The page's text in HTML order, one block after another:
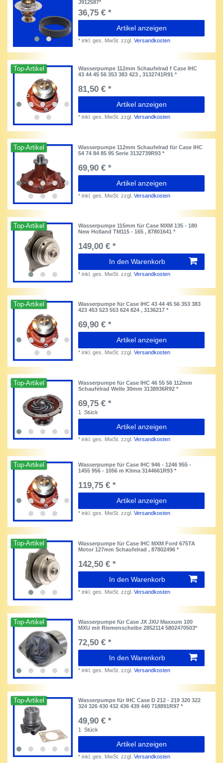
J912587*
36,75 € *
Artikel anzeigen
*inkl. ges. MwSt. zzgl.Versandkosten
Top-Artikel
Wasserpumpe 112mm Schaufelrad f Case IHC
43 44 45 56 353 383 423 , 3132741R91 *
81,50 € *
Artikel anzeigen
*inkl. ges. MwSt. zzgl.Versandkosten
Top-Artikel
Wasserpumpe 112mm Schaufelrad für Case IHC
54 74 84 85 95 Serie 3132739R93 *
69,90 € *
Artikel anzeigen
*inkl. ges. MwSt. zzgl.Versandkosten
Top-Artikel
Wasserpumpe 115mm für Case MXM 135 - 180
New Holland TM115 - 165 , 87801641 *
149,00 € *
In den Warenkorb
*inkl. ges. MwSt. zzgl.Versandkosten
Top-Artikel
Wasserpumpe für Case IHC 43 44 45 56 353 383
423 453 523 553 624 824 , 3136217 *
69,90 € *
Artikel anzeigen
*inkl. ges. MwSt. zzgl.Versandkosten
Top-Artikel
Wasserpumpe für Case IHC 46 55 56 112mm
Schaufelrad Welle 30mm 3138936R92 *
69,75 € *
1 Stück
Artikel anzeigen
*inkl. ges. MwSt. zzgl.Versandkosten
Top-Artikel
Wasserpumpe für Case IHC 946 - 1246 955 -
1455 956 - 1056 m Klima 3144661R93 *
119,75 € *
Artikel anzeigen
*inkl. ges. MwSt. zzgl.Versandkosten
Top-Artikel
Wasserpumpe für Case IHC MXM Ford 675TA
Motor 127mm Schaufelrad , 87802496 *
142,50 € *
In den Warenkorb
*inkl. ges. MwSt. zzgl.Versandkosten
Top-Artikel
Wasserpumpe für Case JX JXU Maxxum 100
MXU mit Riemenscheibe 2852114 5802470503*
72,50 € *
In den Warenkorb
*inkl. ges. MwSt. zzgl.Versandkosten
Top-Artikel
Wasserpumpe für IHC Case D 212 - 219 320 322
324 326 430 432 436 439 440 718891R97 *
49,90 € *
1 Stück
Artikel anzeigen
*inkl. ges. MwSt. zzgl.Versandkosten